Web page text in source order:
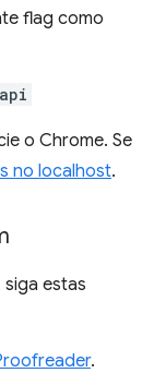
flag como
o Chrome. Se
no localhost.
estas
.